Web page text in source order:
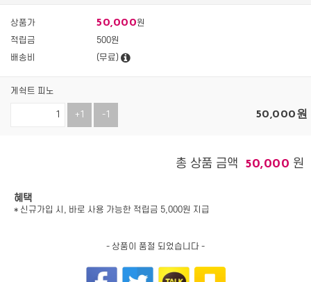
상품가 50,000원
적립금
500원
배송비
(무료)
게쉭트 피노
+1 -1 50,000원
총 상품 금액 50,000 원
혜택
* 신규가입 시, 바로 사용 가능한 적립금 5,000원 지급
- 상품이 품절 되었습니다 -